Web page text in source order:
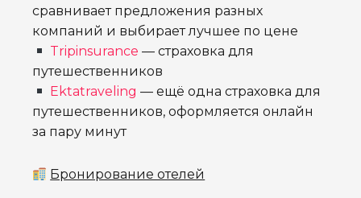
сравнивает предложения разных
компаний и выбирает лучшее по цене
Tripinsurance — страховка для
путешественников
Ektatraveling — ещё одна страховка для
путешественников, оформляется онлайн
за пару минут
Бронирование отелей